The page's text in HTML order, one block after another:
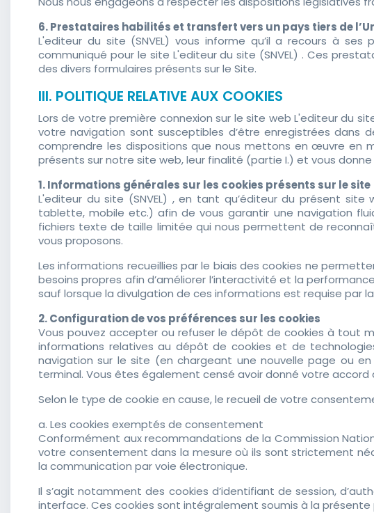
6. Prestataires habilités et transfert vers un pays tiers de
L'editeur du site (SNVEL) vous informe qu’il a recours à
communiqué pour le site L'editeur du site (SNVEL) . Ces
des divers formulaires présents sur le Site.
III. POLITIQUE RELATIVE AUX COOKIES
Lors de votre première connexion sur le site web L'editeur du
votre navigation sont susceptibles d’être enregistrées dans
comprendre les dispositions que nous mettons en œuvre en
présents sur notre site web, leur finalité (partie I.) et vous
1. Informations générales sur les cookies présents sur le site
L'editeur du site (SNVEL) , en tant qu’éditeur du présent
tablette, mobile etc.) afin de vous garantir une navigation
fichiers texte de taille limitée qui nous permettent de
vous proposons.
Les informations recueillies par le biais des cookies ne
besoins propres afin d’améliorer l’interactivité et la
sauf lorsque la divulgation de ces informations est requise par
2. Configuration de vos préférences sur les cookies
Vous pouvez accepter ou refuser le dépôt de cookies à tout
informations relatives au dépôt de cookies et de
navigation sur le site (en chargeant une nouvelle page ou
terminal. Vous êtes également censé avoir donné votre
Selon le type de cookie en cause, le recueil de votre
a. Les cookies exemptés de consentement
Conformément aux recommandations de la Commission
votre consentement dans la mesure où ils sont strictement
la communication par voie électronique.
Il s’agit notamment des cookies d’identifiant de session,
interface. Ces cookies sont intégralement soumis à la présente